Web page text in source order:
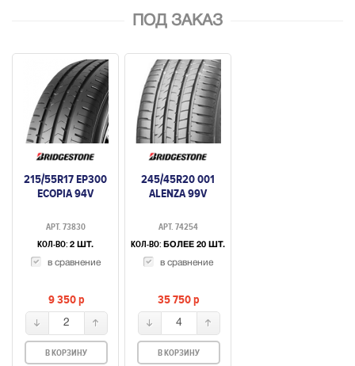
ПОД ЗАКАЗ
215/55R17 EP300
ECOPIA 94V
АРТ. 73830
КОЛ-ВО: 2 ШТ.
в сравнение
9 350p
2
В КОРЗИНУ
245/45R20 001
ALENZA 99V
АРТ. 74254
КОЛ-ВО: БОЛЕЕ 20 ШТ.
в сравнение
35 750p
4
В КОРЗИНУ